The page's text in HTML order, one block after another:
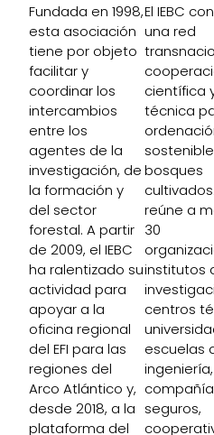
Fundada en 1998,
esta asociación
tiene por objeto
facilitar y
coordinar los
intercambios
entre los
agentes de la
investigación, de
la formación y
del sector
forestal. A partir
de 2009, el IEBC
ha ralentizado su
actividad para
apoyar a la
oficina regional
del EFI para las
regiones del
Arco Atlántico y,
desde 2018, a la
plataforma del
El IEBC
una red
científica
técnica
bosques
cultivados.
reúne a
30
institutos
centros
escuelas
ingeniería,
seguros,